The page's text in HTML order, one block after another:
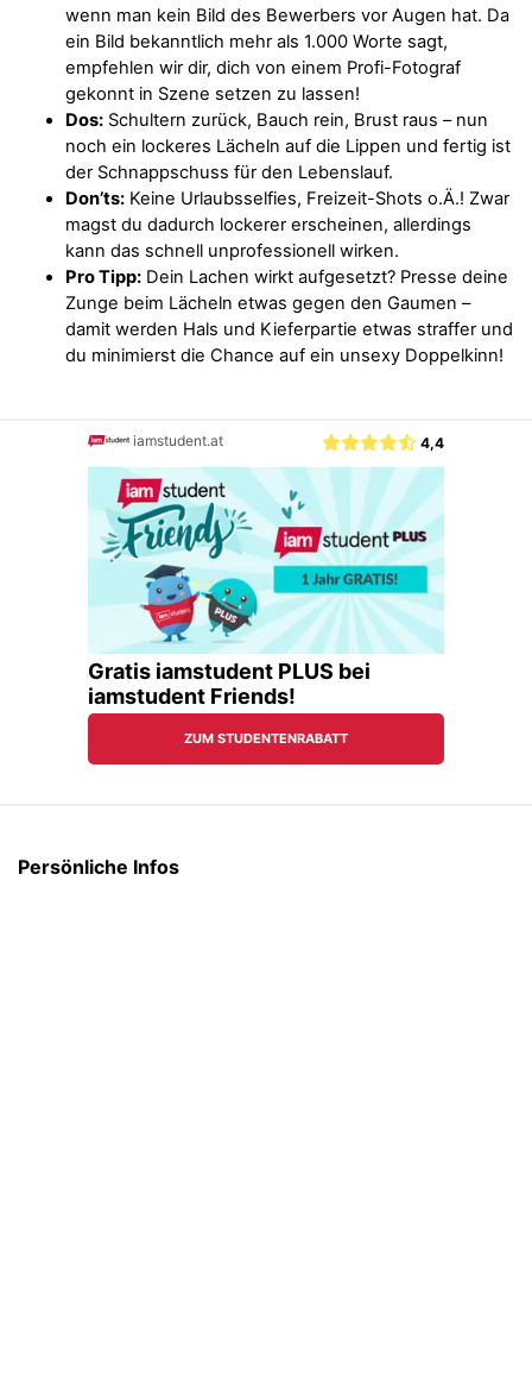
wenn man kein Bild des Bewerbers vor Augen hat. Da
ein Bild bekanntlich mehr als 1.000 Worte sagt,
empfehlen wir dir, dich von einem Profi-Fotograf
gekonnt in Szene setzen zu lassen!
Dos: Schultern zurück, Bauch rein, Brust raus – nun
noch ein lockeres Lächeln auf die Lippen und fertig ist
der Schnappschuss für den Lebenslauf.
Don’ts: Keine Urlaubsselfies, Freizeit-Shots o.Ä.! Zwar
magst du dadurch lockerer erscheinen, allerdings
kann das schnell unprofessionell wirken.
Pro Tipp: Dein Lachen wirkt aufgesetzt? Presse deine
Zunge beim Lächeln etwas gegen den Gaumen –
damit werden Hals und Kieferpartie etwas straffer und
du minimierst die Chance auf ein unsexy Doppelkinn!
Persönliche Infos